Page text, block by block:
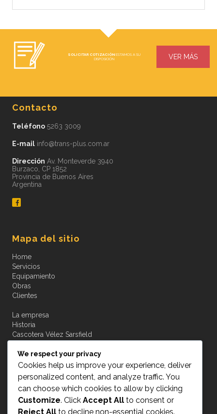
SOLICITAR COTIZACIÓN ESTAMOS A SU
DISPOSICIÓN
VER MÁS
Contacto
Teléfono 5263 3009
E-mail info@trans-plus.com.ar
Dirección Av. Monteverde 3940
Burzaco, CP 1852
Provincia de Buenos Aires
Argentina
Mapa del sitio
Home
Servicios
Equipamiento
Obras
Clientes
La empresa
Historia
Cascotera Vélez Sarsfield
Contacto
Acceso a transportistas
We respect your privacy
Cookies help us improve your experience, deliver
personalized content, and analyze traffic. You
can choose which cookies to allow by clicking
Customize. Click Accept All to consent or
Reject All to decline non-essential cookies.